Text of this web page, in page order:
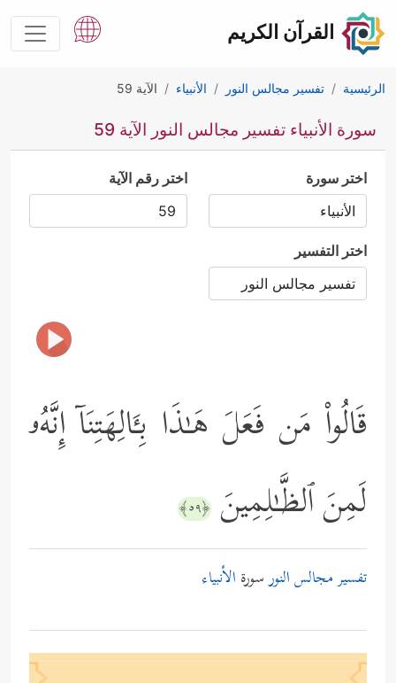
القرآن الكريم
الرئيسية تفسير مجالس النور الأنبياء الآية 59
سورة الأنبياء تفسير مجالس النور الآية 59
اختر سورة اختر رقم الآية
اختر التفسير
قَالُواْ مَن فَعَلَ هَـٰذَا بِـَٔالِهَتِنَاۤ إِنَّهُۥ
لَمِنَ ٱلظَّـٰلِمِینَ ﴿٥٩﴾
تفسير مجالس النورسورة الأنبياء